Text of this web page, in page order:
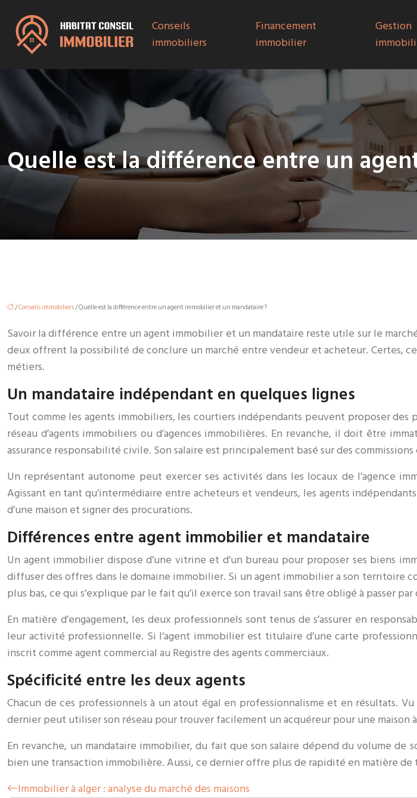
Conseils
immobiliers
Financement
immobilier
Gestion
Quelle est la différence entre un
/Conseils immobiliers/ Quelle est la différence entre un agent immobilier et un mandataire ?
Savoir la différence entre un agent immobilier et un mandataire reste utile sur le
deux offrent la possibilité de conclure un marché entre vendeur et acheteur. Certes,
métiers.
Un mandataire indépendant en quelques lignes
Tout comme les agents immobiliers, les courtiers indépendants peuvent proposer
réseau d’agents immobiliers ou d’agences immobilières. En revanche, il doit être
assurance responsabilité civile. Son salaire est principalement basé sur des
Un représentant autonome peut exercer ses activités dans les locaux de l’agence
Agissant en tant qu’intermédiaire entre acheteurs et vendeurs, les agents
d’une maison et signer des procurations.
Différences entre agent immobilier et mandataire
Un agent immobilier dispose d’une vitrine et d’un bureau pour proposer ses biens
diffuser des offres dans le domaine immobilier. Si un agent immobilier a son territoire
plus bas, ce qui s’explique par le fait qu’il exerce son travail sans être obligé à passer
En matière d’engagement, les deux professionnels sont tenus de s’assurer en
leur activité professionnelle. Si l’agent immobilier est titulaire d’une carte
inscrit comme agent commercial au Registre des agents commerciaux.
Spécificité entre les deux agents
Chacun de ces professionnels à un atout égal en professionnalisme et en résultats.
dernier peut utiliser son réseau pour trouver facilement un acquéreur pour une maison
En revanche, un mandataire immobilier, du fait que son salaire dépend du volume
bien une transaction immobilière. Aussi, ce dernier offre plus de rapidité en matière de
Immobilier à alger : analyse du marché des maisons